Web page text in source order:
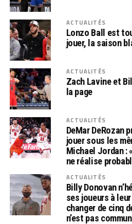
ACTUALITÉS
Lonzo Ball est
jouer, la saison
ACTUALITÉS
Zach Lavine et
la page
ACTUALITÉS
DeMar DeRozan
jouer sous les
Michael Jordan :
ne réalise
ACTUALITÉS
Billy Donovan
ses joueurs à
changer de cinq
n’est pas commun